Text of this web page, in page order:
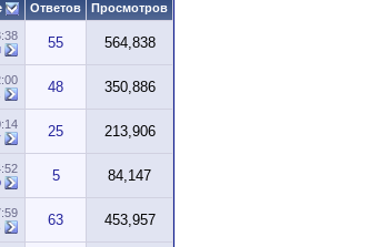
Ответов Просмотров
55 564,838
48 350,886
25 213,906
5 84,147
63 453,957